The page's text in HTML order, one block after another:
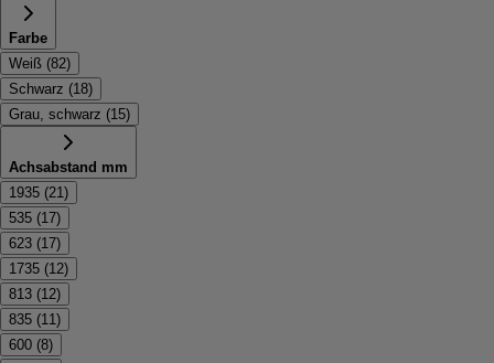
Farbe
Weiß (82)
Schwarz (18)
Grau, schwarz (15)
Achsabstand mm
1935 (21 )
535 (17)
623 (17)
1735 (12)
813 (12)
835 (11 )
600 (8)